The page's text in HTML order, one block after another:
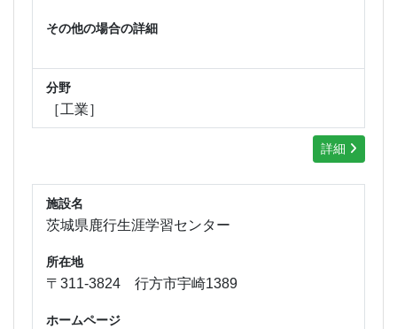
その他の場合の詳細
分野
［工業］
詳細
施設名
茨城県鹿行生涯学習センター
所在地
〒311-3824 行方市宇崎1389
ホームページ